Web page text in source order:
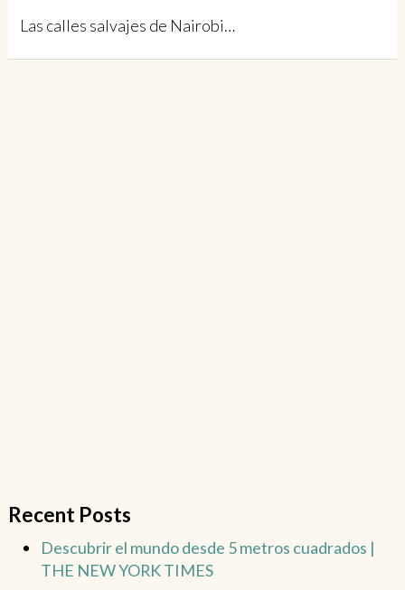
Las calles salvajes de Nairobi…
Recent Posts
Descubrir el mundo desde 5 metros cuadrados |
THE NEW YORK TIMES